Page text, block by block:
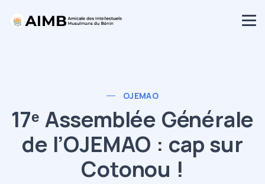
AIMB
Contact
OJEMAO
17ᵉ Assemblée Générale
de l’OJEMAO : cap sur
Cotonou !